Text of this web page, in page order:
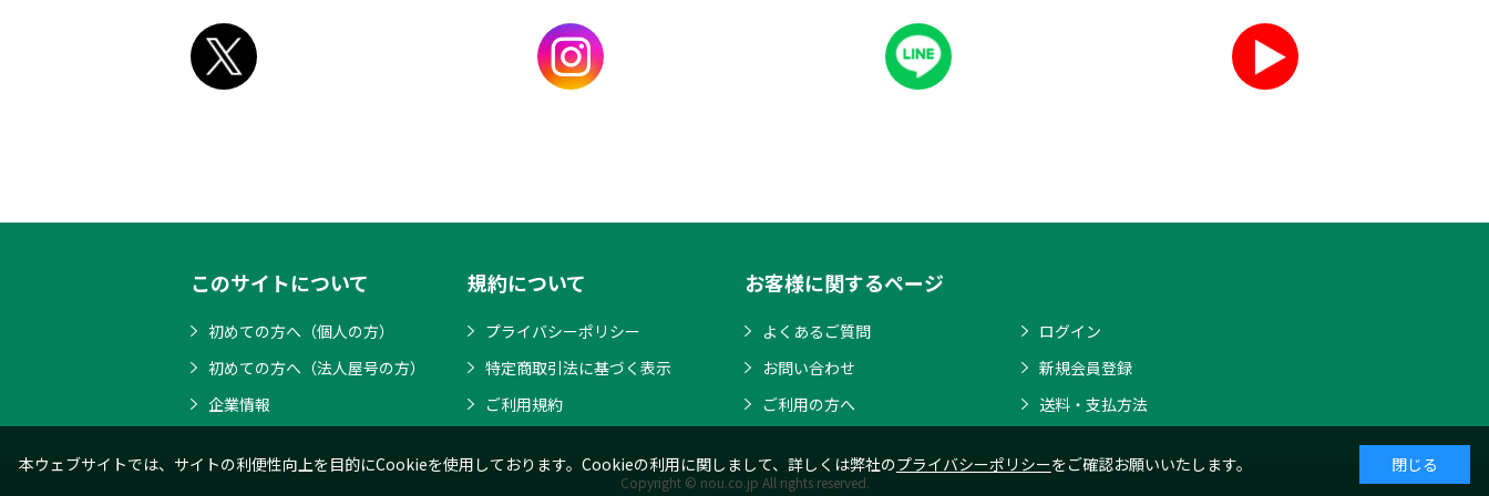
このサイトについて
初めての方へ（個人の方）
初めての方へ（法人屋号の方）
企業情報
規約について
プライバシーポリシー
特定商取引法に基づく表示
ご利用規約
お客様に関するページ
よくあるご質問
お問い合わせ
ご利用の方へ
ログイン
新規会員登録
送料・支払方法
Copyright © nou.co.jp All rights reserved.
本ウェブサイトでは、サイトの利便性向上を目的にCookieを使用しております。Cookieの利用に関しまして、詳しくは弊社のプライバシーポリシーをご確認お願いいたします。 閉じる